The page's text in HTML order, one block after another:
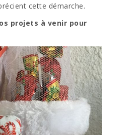
cette démarche.
projets à venir pour